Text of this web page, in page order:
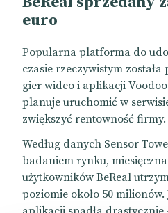
euro
Popularna platforma do
czasie rzeczywistym
gier wideo i aplikacji
planuje uruchomić w
zwiększyć rentowność firmy.
Według danych Sensor
badaniem rynku,
użytkowników BeReal
poziomie około 50